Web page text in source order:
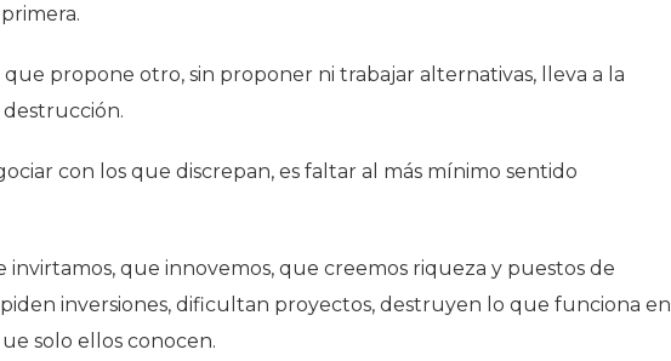
propone otro, sin proponer ni trabajar alternativas, lleva a la
destrucción.
con los que discrepan, es faltar al más mínimo sentido
invirtamos, que innovemos, que creemos riqueza y puestos de
inversiones, dificultan proyectos, destruyen lo que funciona en
solo ellos conocen.